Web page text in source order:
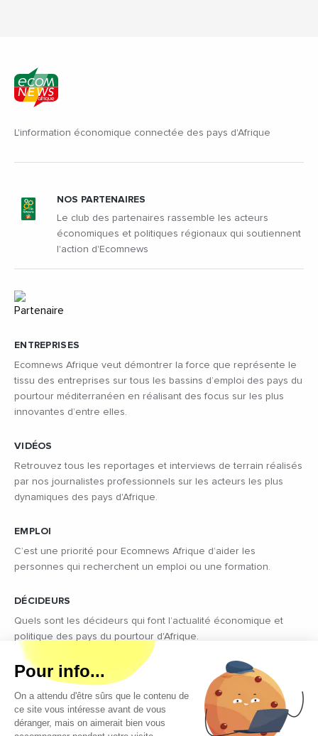
L'information économique connectée des pays d'Afrique
ENTREPRISES
Ecomnews Afrique veut démontrer la force que représente le
tissu des entreprises sur tous les bassins d’emploi des pays du
pourtour méditerranéen en réalisant des focus sur les plus
innovantes d’entre elles.
VIDÉOS
Retrouvez tous les reportages et interviews de terrain réalisés
par nos journalistes professionnels sur les acteurs les plus
dynamiques des pays d'Afrique.
EMPLOI
C’est une priorité pour Ecomnews Afrique d’aider les
personnes qui recherchent un emploi ou une formation.
DÉCIDEURS
Quels sont les décideurs qui font l’actualité économique et
politique des pays du pourtour d'Afrique.
NOS PARTENAIRES
Le club des partenaires rassemble les acteurs
économiques et politiques régionaux qui soutiennent
l'action d'Ecomnews